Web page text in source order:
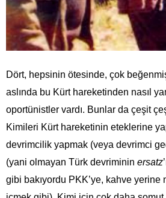
Dört, hepsinin ötesinde, çok
aslında bu Kürt hareketinden nasıl
oportünistler vardı. Bunlar da çeşit
Kimileri Kürt hareketinin eteklerine
devrimcilik yapmak (veya devrimci
(yani olmayan Türk devriminin ersatz
gibi bakıyordu PKK’ye, kahve yerine